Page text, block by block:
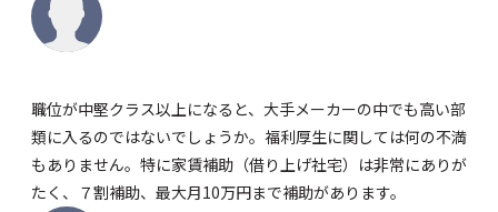
職位が中堅クラス以上になると、大手メーカーの中でも高い部
類に入るのではないでしょうか。福利厚生に関しては何の不満
もありません。特に家賃補助（借り上げ社宅）は非常にありが
たく、７割補助、最大月10万円まで補助があります。